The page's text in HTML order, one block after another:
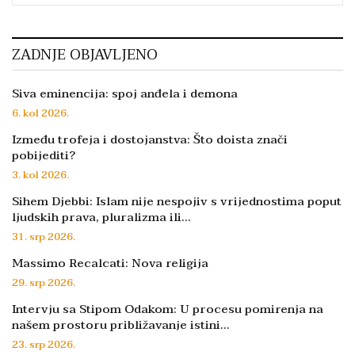
ZADNJE OBJAVLJENO
Siva eminencija: spoj anđela i demona
6. kol 2026.
Između trofeja i dostojanstva: Što doista znači
pobijediti?
3. kol 2026.
Sihem Djebbi: Islam nije nespojiv s vrijednostima poput
ljudskih prava, pluralizma ili…
31. srp 2026.
Massimo Recalcati: Nova religija
29. srp 2026.
Intervju sa Stipom Odakom: U procesu pomirenja na
našem prostoru približavanje istini…
23. srp 2026.